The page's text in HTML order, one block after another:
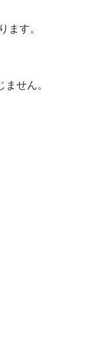
す。
せん。